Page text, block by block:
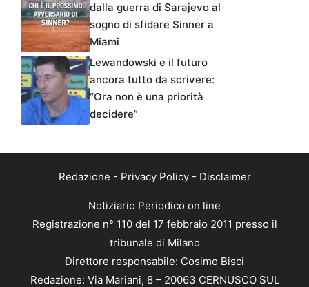
dalla guerra di Sarajevo al
sogno di sfidare Sinner a
Miami
Lewandowski e il futuro
ancora tutto da scrivere:
“Ora non è una priorità
decidere”
Redazione - Privacy Policy- Disclaimer
Notiziario Periodico on line
Registrazione n° 110 del 17 febbraio 2011 presso il
tribunale di Milano
Direttore responsabile: Cosimo Bisci
Redazione: Via Mariani, 8 – 20063 CERNUSCO SUL